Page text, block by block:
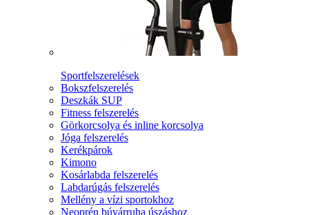
Sportfelszerelések
Bokszfelszerelés
Deszkák SUP
Fitness felszerelés
Görkorcsolya és inline korcsolya
Jóga felszerelés
Kerékpárok
Kimono
Kosárlabda felszerelés
Labdarúgás felszerelés
Mellény a vízi sportokhoz
Neoprén búvárruha úszáshoz